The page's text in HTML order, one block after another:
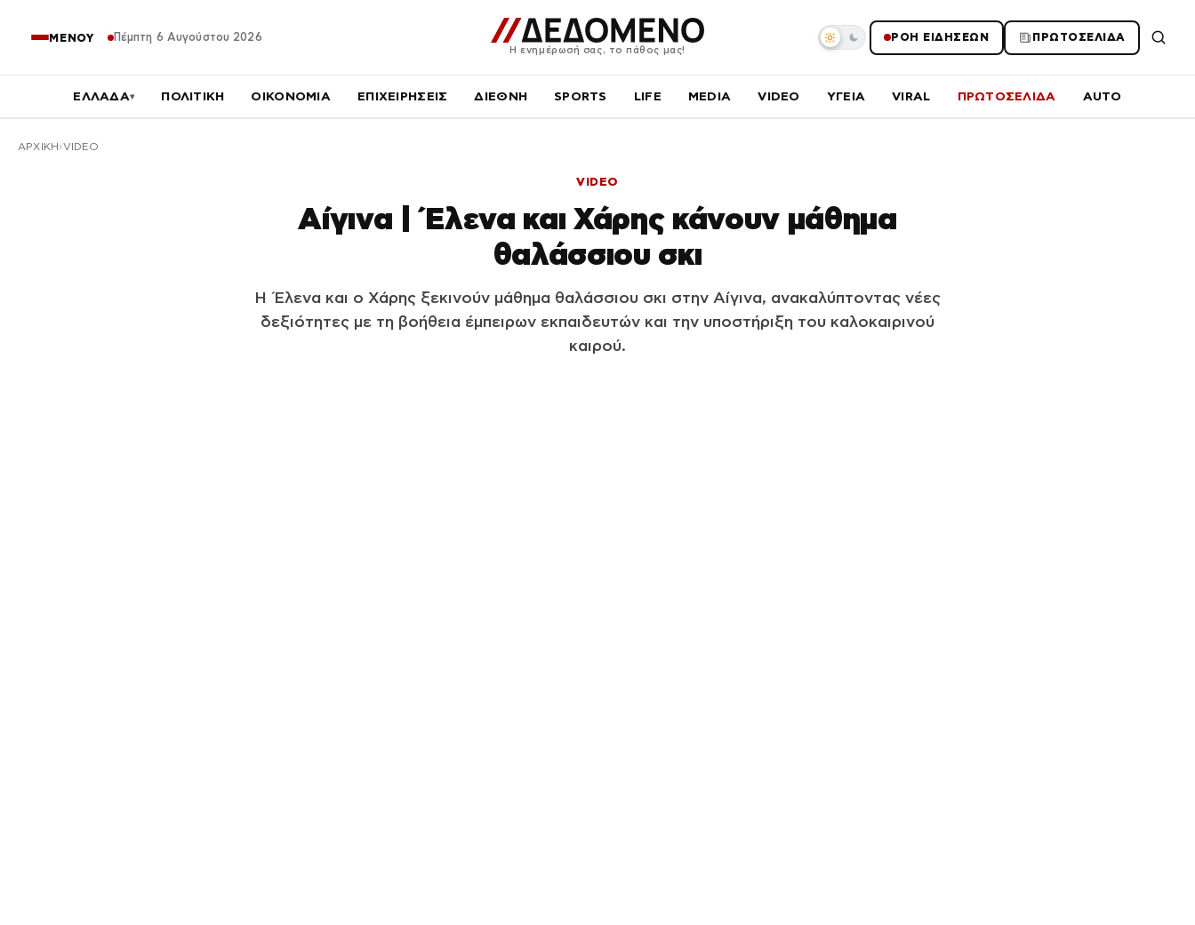
ΜΕΝΟΥ Πέμπτη 6 Αυγούστου 2026
Η ενημέρωσή σας, το πάθος μας!
ΡΟΗ ΕΙΔΗΣΕΩΝ ΠΡΩΤΟΣΕΛΙΔΑ
ΕΛΛΑΔΑ▾ ΠΟΛΙΤΙΚΗ ΟΙΚΟΝΟΜΙΑ ΕΠΙΧΕΙΡΗΣΕΙΣ ΔΙΕΘΝΗ SPORTS LIFE MEDIA VIDEO ΥΓΕΙΑ VIRAL ΠΡΩΤΟΣΕΛΙΔΑ AUTO
ΑΡΧΙΚΉ VIDEO
VIDEO
Αίγινα | Έλενα και Χάρης κάνουν μάθημα
θαλάσσιου σκι
Η Έλενα και ο Χάρης ξεκινούν μάθημα θαλάσσιου σκι στην Αίγινα, ανακαλύπτοντας νέες
δεξιότητες με τη βοήθεια έμπειρων εκπαιδευτών και την υποστήριξη του καλοκαιρινού
καιρού.